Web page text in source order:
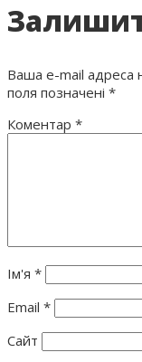
Ваша e-mail адреса
поля позначені *
Коментар *
Ім'я *
Email *
Сайт